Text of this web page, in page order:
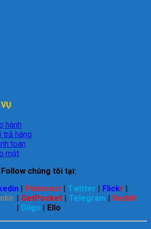
hành
trả hàng
toán
mật
Follow chúng tôi tại:
Pinterest Twitter Flickr
GetPocket Telegram
Reddit
Diigo Ello